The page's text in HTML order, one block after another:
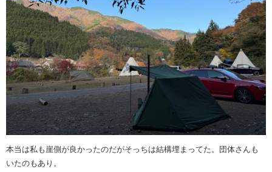
本当は私も崖側が良かったのだがそっちは結構埋まってた。団体さんも
いたのもあり。